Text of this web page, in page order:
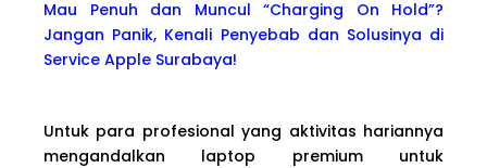
Mau Penuh dan Muncul “Charging On Hold”?
Jangan Panik, Kenali Penyebab dan Solusinya di
Service Apple Surabaya!
Untuk para profesional yang aktivitas hariannya
mengandalkan laptop premium untuk